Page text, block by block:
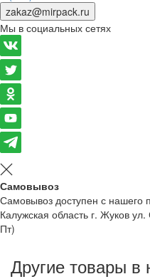
zakaz@mirpack.ru
Мы в социальных сетях
Самовывоз
Самовывоз доступен с нашего
Калужская область г. Жуков
Пт)
Другие товары в